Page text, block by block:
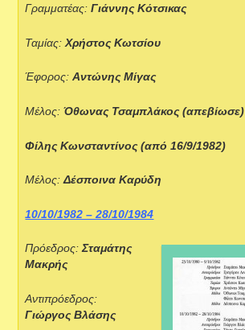
Γραμματέας:Γιάννης Κότσικας
Ταμίας:Χρήστος Κωτσίου
Έφορος:Αντώνης Μίγας
Μέλος:Όθωνας Τσαμπλάκος (απεβίωσε)
Φίλης Κωνσταντίνος (από 16/9/1982)
Μέλος: Δέσποινα Καρύδη
10/10/1982 – 28/10/1984
Πρόεδρος:Σταμάτης
Μακρής
Αντιπρόεδρος:
Γιώργος Βλάσης